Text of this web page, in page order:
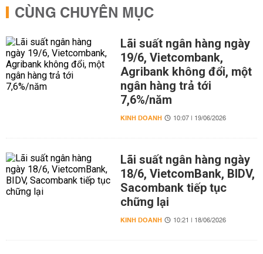
CÙNG CHUYÊN MỤC
Lãi suất ngân hàng ngày
19/6, Vietcombank,
Agribank không đổi, một
ngân hàng trả tới
7,6%/năm
KINH DOANH 10:07 | 19/06/2026
Lãi suất ngân hàng ngày
18/6, VietcomBank, BIDV,
Sacombank tiếp tục
chững lại
KINH DOANH 10:21 | 18/06/2026